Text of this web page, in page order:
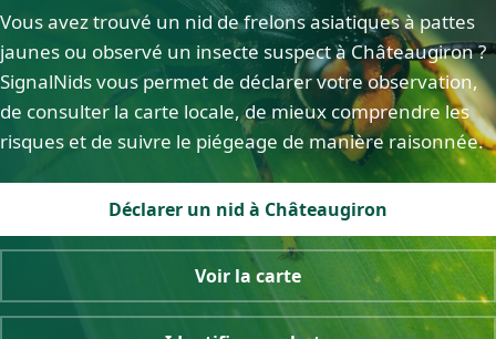
Vous avez trouvé un nid de frelons asiatiques à pattes
jaunes ou observé un insecte suspect à Châteaugiron ?
SignalNids vous permet de déclarer votre observation,
de consulter la carte locale, de mieux comprendre les
risques et de suivre le piégeage de manière raisonnée.
Déclarer un nid à Châteaugiron
Voir la carte